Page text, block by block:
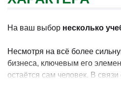
На ваш выбор несколько
Несмотря на всё более
бизнеса, ключевым его
остаётся сам человек. В